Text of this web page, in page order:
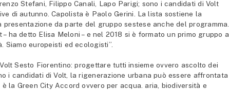
Stefani, Filippo Canali, Lapo Parigi; sono i candidati di Volt
di autunno. Capolista è Paolo Gerini. La lista sostiene la
da parte del gruppo sestese anche del programma.
ha detto Elisa Meloni – e nel 2018 si è formato un primo gruppo a
europeisti ed ecologisti”.
Sesto Fiorentino: progettare tutti insieme ovvero ascolto dei
i candidati di Volt, la rigenerazione urbana può essere affrontata
la Green City Accord ovvero per acqua. aria, biodiversità e